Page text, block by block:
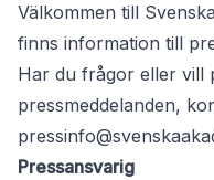
Välkommen till
finns information till
Har du frågor eller vill
pressmeddelanden,
Pressansvarig